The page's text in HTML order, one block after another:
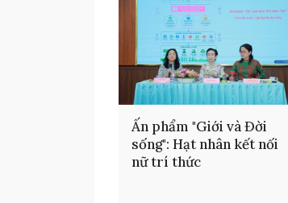
Ấn phẩm "Giới và Đời
sống": Hạt nhân kết nối
nữ trí thức